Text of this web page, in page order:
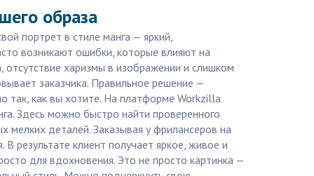
образа
портрет в стиле манга — яркий,
возникают ошибки, которые влияют на
харизмы в изображении и слишком
заказчика. Правильное решение —
так, как вы хотите. На платформе Workzilla
Здесь можно быстро найти проверенного
мелких деталей. Заказывая у фрилансеров на
результате клиент получает яркое, живое и
для вдохновения. Это не просто картинка —